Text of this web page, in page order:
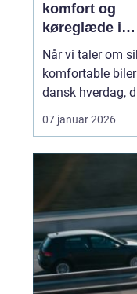
komfort og
køreglæde i
hverdagen
Når vi taler om
komfortable
dansk hverdag,
Volvo næsten
Bilmærket har i
holdbarhed. I
fokus udvide...
07 januar 2026